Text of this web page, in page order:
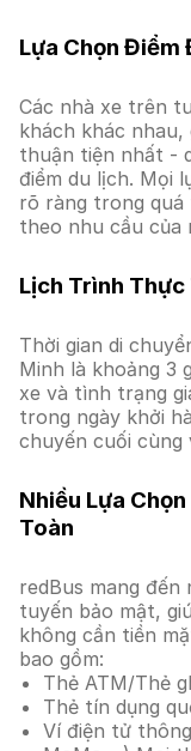
Lựa Chọn Điểm
Các nhà xe trên
khách khác nhau,
thuận tiện nhất -
điểm du lịch. Mọi
rõ ràng trong
theo nhu cầu của
Lịch Trình Thực
Thời gian di
Minh là khoảng 3
xe và tình trạng
trong ngày khởi
chuyến cuối cùng
Nhiều Lựa
Toàn
redBus mang
tuyến bảo mật,
không cần tiền
bao gồm:
Thẻ ATM/Thẻ
Thẻ tín dụng
Ví điện tử